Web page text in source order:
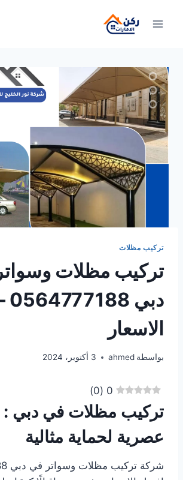
تركيب مظلات
تركيب مظلات
الاسعار
بواسطة ahmed 3 أكتوبر، 2024
0
(
0
)
تركيب مظلات في دبي :
عصرية لحماية مثالية